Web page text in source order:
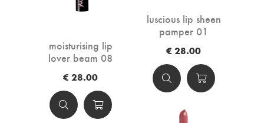
luscious lip sheen
pamper 01
€ 28.00
moisturising lip
lover beam 08
€ 28.00